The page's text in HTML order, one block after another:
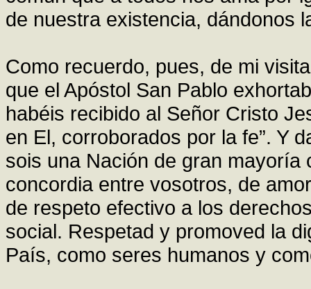
de nuestra existencia, dándonos
Como recuerdo, pues, de mi
que el Apóstol San Pablo
habéis recibido al Señor Cristo
en El, corroborados por la fe”. Y
sois una Nación de gran mayoría
concordia entre vosotros, de
de respeto efectivo a los
social. Respetad y promoved la
País, como seres humanos y